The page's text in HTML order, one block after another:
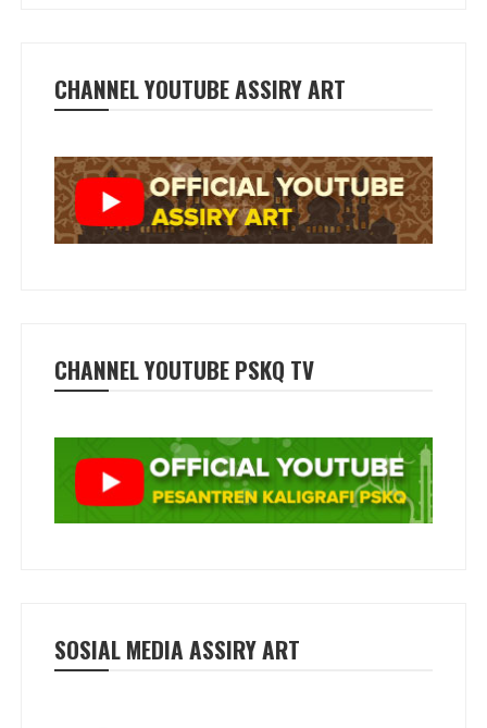
CHANNEL YOUTUBE ASSIRY ART
CHANNEL YOUTUBE PSKQ TV
SOSIAL MEDIA ASSIRY ART